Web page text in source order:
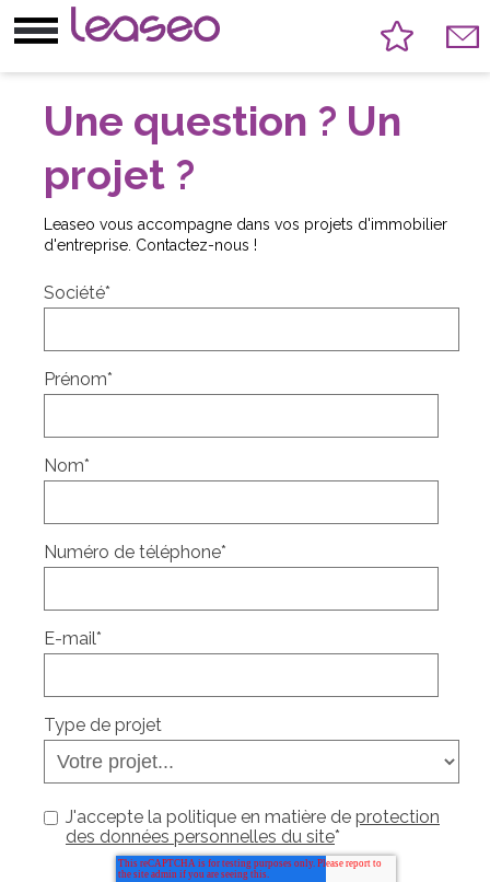
Une question ? Un
projet ?
Leaseo vous accompagne dans vos projets d'immobilier
d'entreprise. Contactez-nous !
Société*
Prénom*
Nom*
Numéro de téléphone*
E-mail*
Type de projet
J'accepte la politique en matière de protection
des données personnelles du site*